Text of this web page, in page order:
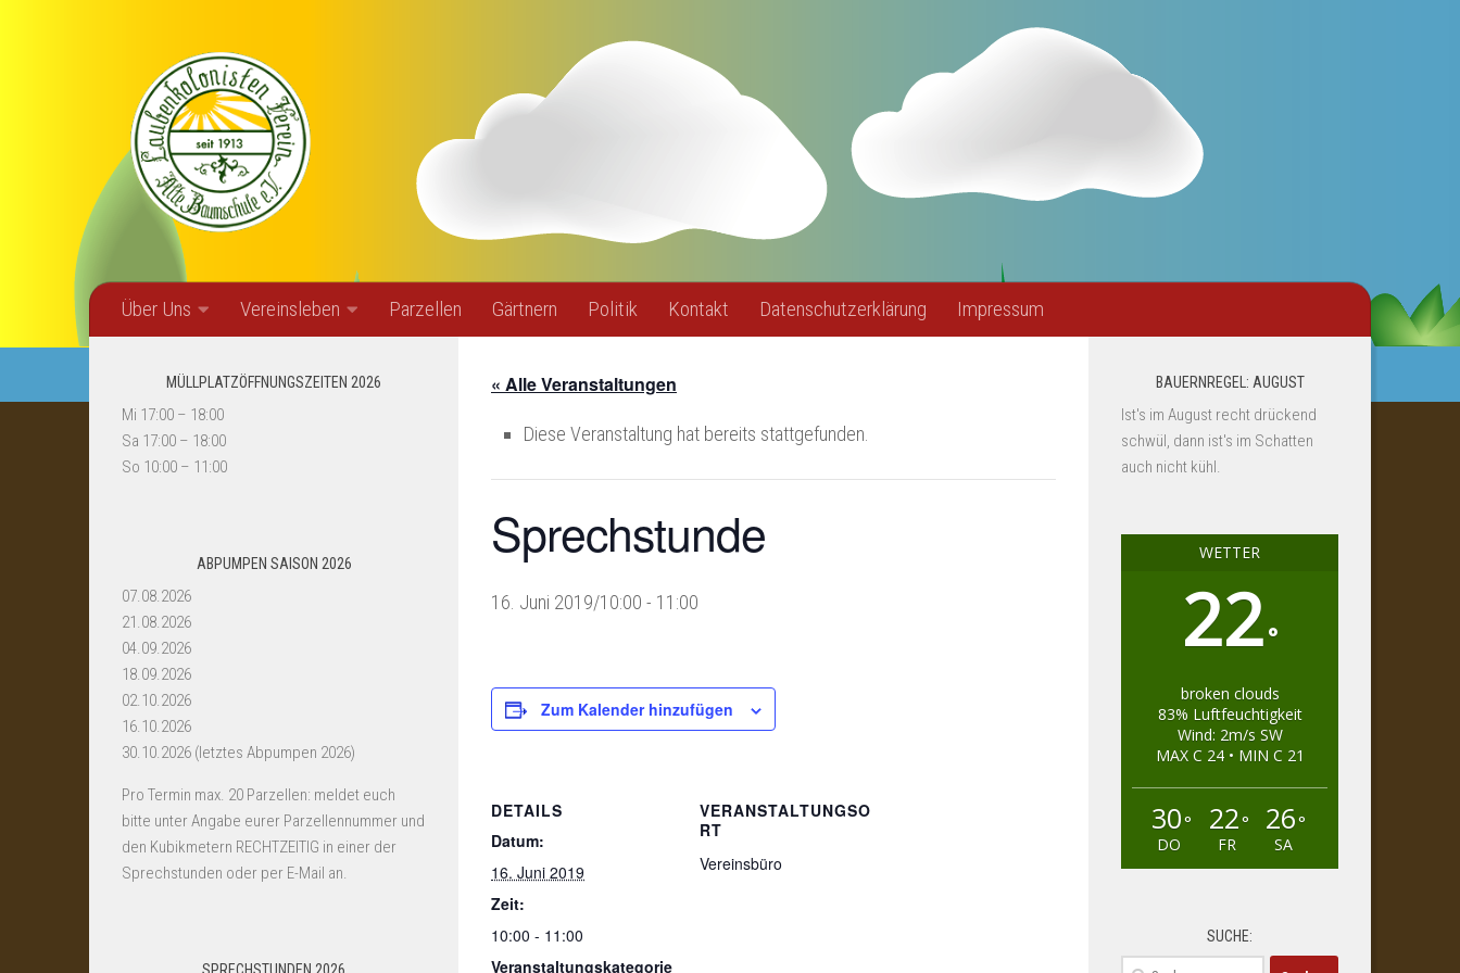
Über Uns Vereinsleben Parzellen Gärtnern Politik Kontakt Datenschutzerklärung Impressum
« Alle Veranstaltungen
Diese Veranstaltung hat bereits stattgefunden.
Sprechstunde
16. Juni 2019/10:00 - 11:00
Zum Kalender hinzufügen
DETAILS
Datum:
16. Juni 2019
Zeit:
10:00 - 11:00
Veranstaltungskategorie
VERANSTALTUNGSO
RT
Vereinsbüro
MÜLLPLATZÖFFNUNGSZEITEN 2026
Mi 17:00 – 18:00
Sa 17:00 – 18:00
So 10:00 – 11:00
ABPUMPEN SAISON 2026
07.08.2026
21.08.2026
04.09.2026
18.09.2026
02.10.2026
16.10.2026
30.10.2026 (letztes Abpumpen 2026)
Pro Termin max. 20 Parzellen: meldet euch
bitte unter Angabe eurer Parzellennummer und
den Kubikmetern RECHTZEITIG in einer der
Sprechstunden oder per E-Mail an.
BAUERNREGEL: AUGUST
Ist's im August recht drückend
schwül, dann ist's im Schatten
auch nicht kühl.
WETTER
22°
broken clouds
83% Luftfeuchtigkeit
Wind: 2m/s SW
MAX C 24 • MIN C 21
30°
DO
22°
FR
26°
SA
SUCHE:
Suchen